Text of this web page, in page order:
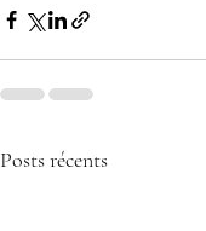
Posts récents